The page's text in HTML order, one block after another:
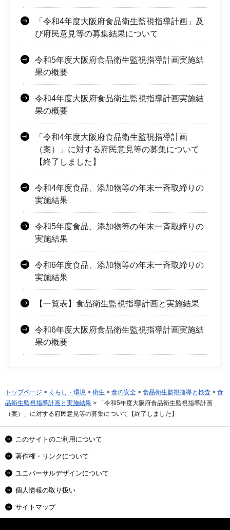
「令和4年度大阪府食品衛生監視指導計画」及
び府民意見等の募集結果について
令和5年度大阪府食品衛生監視指導計画実施結
果の概要
令和4年度大阪府食品衛生監視指導計画実施結
果の概要
「令和4年度大阪府食品衛生監視指導計画
（案）」に対する府民意見等の募集について
【終了しました】
令和4年度食品、添加物等の年末一斉取締りの
実施結果
令和5年度食品、添加物等の年末一斉取締りの
実施結果
令和6年度食品、添加物等の年末一斉取締りの
実施結果
【一覧表】食品衛生監視指導計画と実施結果
令和6年度大阪府食品衛生監視指導計画実施結
果の概要
トップページ > くらし・環境 > 衛生 > 食の安全 > 食品衛生監視指導と検査 > 食
品衛生監視指導計画と実施結果 > 「令和5年度大阪府食品衛生監視指導計画
（案）」に対する府民意見等の募集について【終了しました】
このサイトのご利用について
著作権・リンクについて
ユニバーサルデザインについて
個人情報の取り扱い
サイトマップ